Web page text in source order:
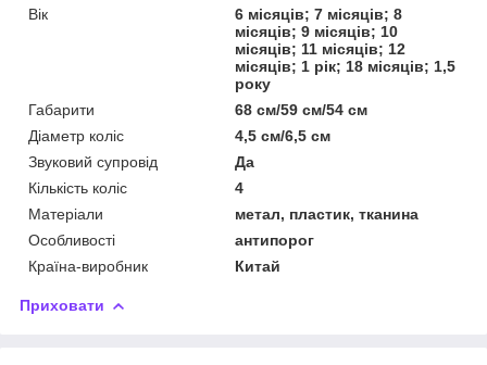
Вік
6 місяців; 7 місяців; 8
місяців; 9 місяців; 10
місяців; 11 місяців; 12
місяців; 1 рік; 18 місяців; 1,5
року
Габарити
68 см/59 см/54 см
Діаметр коліс
4,5 см/6,5 см
Звуковий супровід
Да
Кількість коліс
4
Матеріали
метал, пластик, тканина
Особливості
антипорог
Країна-виробник
Китай
Приховати